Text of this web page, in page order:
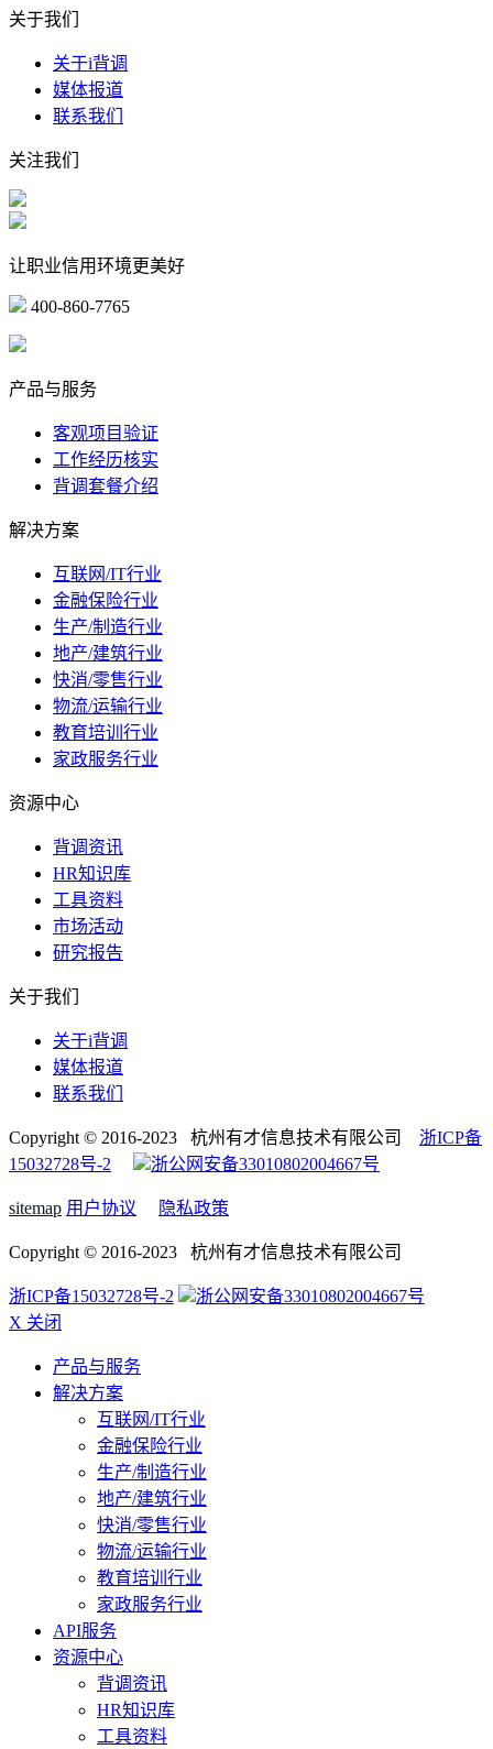
关于我们
关于i背调
媒体报道
联系我们
关注我们
让职业信用环境更美好
400-860-7765
产品与服务
客观项目验证
工作经历核实
背调套餐介绍
解决方案
互联网/IT行业
金融保险行业
生产/制造行业
地产/建筑行业
快消/零售行业
物流/运输行业
教育培训行业
家政服务行业
资源中心
背调资讯
HR知识库
工具资料
市场活动
研究报告
关于我们
关于i背调
媒体报道
联系我们
Copyright © 2016-2023 杭州有才信息技术有限公司 浙ICP备
15032728号-2
浙公网安备33010802004667号
sitemap 用户协议 隐私政策
Copyright © 2016-2023 杭州有才信息技术有限公司
浙ICP备15032728号-2
浙公网安备33010802004667号
X 关闭
产品与服务
解决方案
互联网/IT行业
金融保险行业
生产/制造行业
地产/建筑行业
快消/零售行业
物流/运输行业
教育培训行业
家政服务行业
API服务
资源中心
背调资讯
HR知识库
工具资料